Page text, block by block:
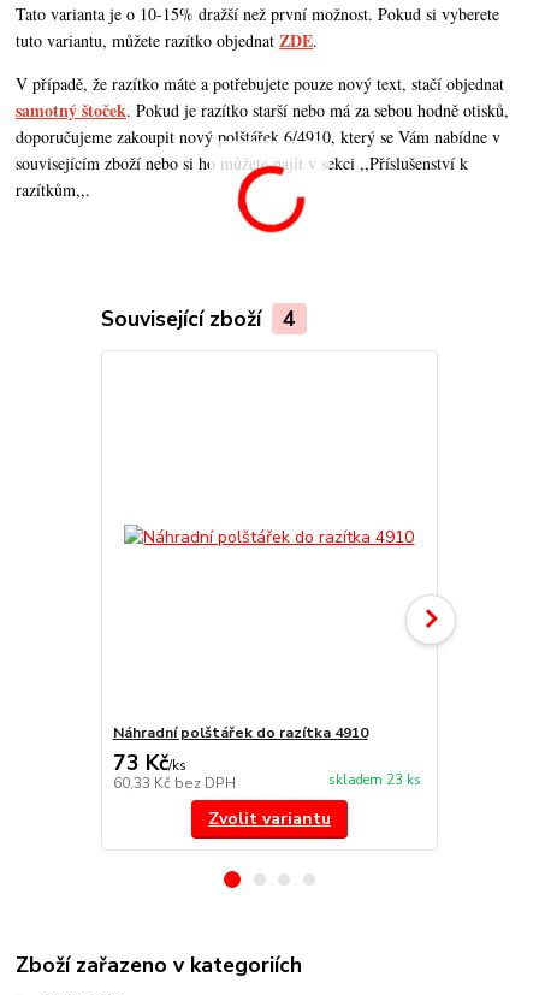
Tato varianta je o 10-15% dražší než první možnost. Pokud si vyberete
tuto variantu, můžete razítko objednatZDE.
V případě, že razítko máte a potřebujete pouze nový text, stačí objednat
samotný štoček. Pokud je razítko starší nebo má za sebou hodně otisků,
doporučujeme zakoupit nový polštářek 6/4910, který se Vám nabídne v
souvisejícím zboží nebo si ho můžete najít v sekci ,,Příslušenství k
razítkům,,.
Související zboží 4
Náhradní polštářek do razítka 4910
73 Kč/ks
60,33 Kč bez DPH skladem 23 ks
Zvolit variantu
Zboží zařazeno v kategoriích